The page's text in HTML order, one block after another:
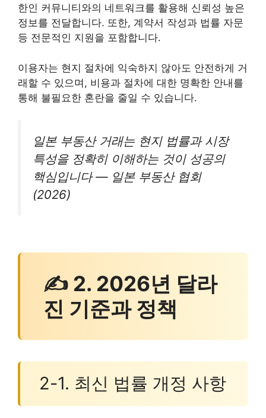
한인 커뮤니티와의 네트워크를 활용해 신뢰성 높은
정보를 전달합니다. 또한, 계약서 작성과 법률 자문
등 전문적인 지원을 포함합니다.
이용자는 현지 절차에 익숙하지 않아도 안전하게 거
래할 수 있으며, 비용과 절차에 대한 명확한 안내를
통해 불필요한 혼란을 줄일 수 있습니다.
일본 부동산 거래는 현지 법률과 시장
특성을 정확히 이해하는 것이 성공의
핵심입니다 — 일본 부동산 협회
(2026)
✍ 2. 2026년 달라
진 기준과 정책
2-1. 최신 법률 개정 사항